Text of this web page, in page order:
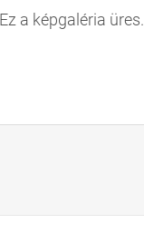
Ez a képgaléria üres.